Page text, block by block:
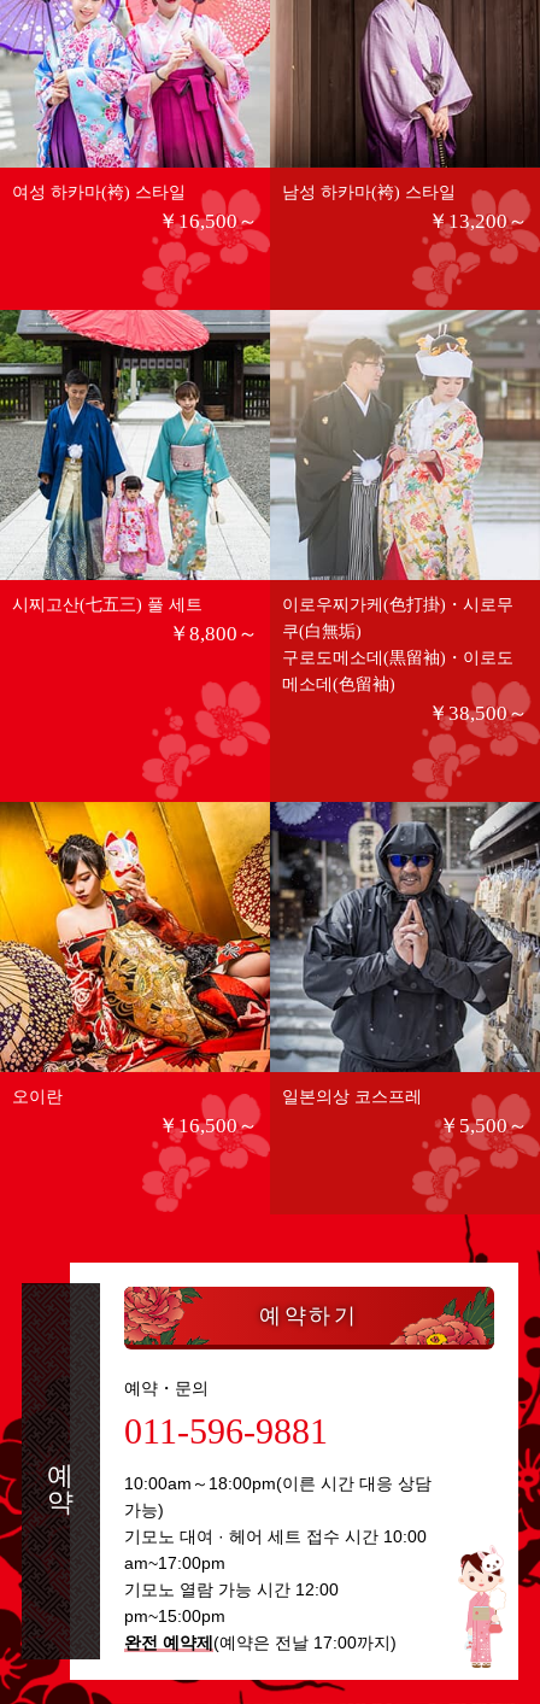
여성 하카마(袴) 스타일
￥16,500～
남성 하카마(袴) 스타일
￥13,200～
시찌고산(七五三) 풀 세트
￥8,800～
이로우찌가케(色打掛)・시로무
쿠(白無垢)
구로도메소데(黒留袖)・이로도
메소데(色留袖)
￥38,500～
오이란
￥16,500～
일본의상 코스프레
￥5,500～
예약
예약하기
예약・문의
011-596-9881
10:00am～18:00pm(이른 시간 대응 상담
가능)
기모노 대여 · 헤어 세트 접수 시간 10:00
am~17:00pm
기모노 열람 가능 시간 12:00
pm~15:00pm
완전 예약제 (예약은 전날 17:00까지)